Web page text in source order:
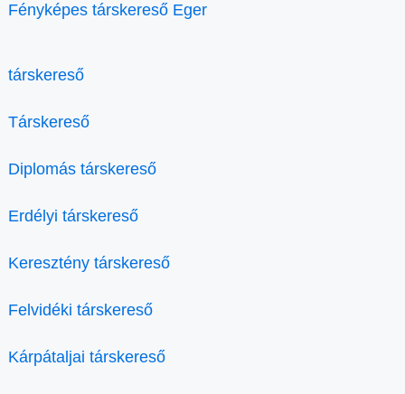
Fényképes társkereső Eger
társkereső
Társkereső
Diplomás társkereső
Erdélyi társkereső
Keresztény társkereső
Felvidéki társkereső
Kárpátaljai társkereső